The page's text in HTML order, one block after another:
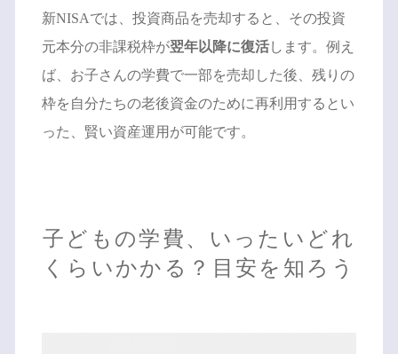
新NISAでは、投資商品を売却すると、その投資
元本分の非課税枠が翌年以降に復活します。例え
ば、お子さんの学費で一部を売却した後、残りの
枠を自分たちの老後資金のために再利用するとい
った、賢い資産運用が可能です。
子どもの学費、いったいどれ
くらいかかる？目安を知ろう